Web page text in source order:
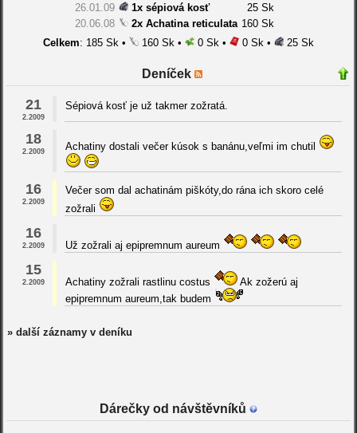
26.01.09 1x sépiová kosť
25 Sk
20.06.08
2x Achatina reticulata 160 Sk
Celkem: 185 Sk • 160 Sk • 0 Sk • 0 Sk • 25 Sk
Deníček
21
2.2009
Sépiová kosť je už takmer zožratá.
18
2.2009 Achatiny dostali večer kúsok s banánu,veľmi im chutil
16
2.2009
Večer som dal achatinám piškóty,do rána ich skoro celé
zožrali
16
2.2009 Už zožrali aj epipremnum aureum
15
2.2009 Achatiny zožrali rastlinu costus
Ak zožerú aj
epipremnum aureum,tak budem
» další záznamy v deníku
Dárečky od návštěvníků